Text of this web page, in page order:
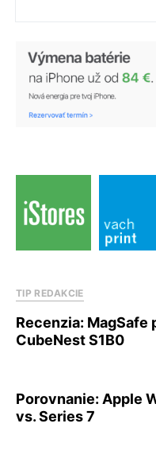
TIP REDAKCIE
Recenzia: MagSafe
CubeNest S1B0
Porovnanie: Apple
vs. Series 7